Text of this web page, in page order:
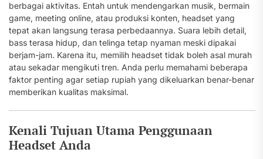
berbagai aktivitas. Entah untuk mendengarkan musik, bermain
game, meeting online, atau produksi konten, headset yang
tepat akan langsung terasa perbedaannya. Suara lebih detail,
bass terasa hidup, dan telinga tetap nyaman meski dipakai
berjam-jam. Karena itu, memilih headset tidak boleh asal murah
atau sekadar mengikuti tren. Anda perlu memahami beberapa
faktor penting agar setiap rupiah yang dikeluarkan benar-benar
memberikan kualitas maksimal.
Kenali Tujuan Utama Penggunaan
Headset Anda